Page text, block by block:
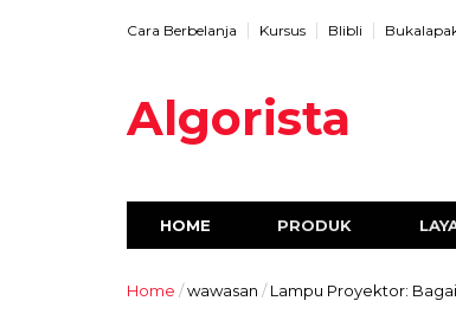
Cara Berbelanja Kursus Blibli
Algorista
HOME PRODUK
Home /wawasan / Lampu Proyektor: